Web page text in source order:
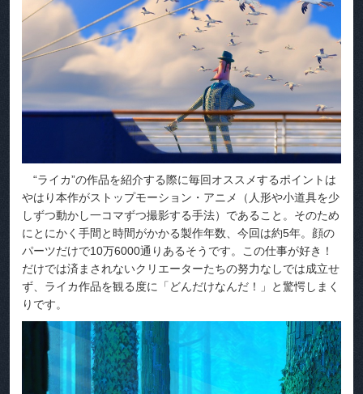
“ライカ”の作品を紹介する際に毎回オススメするポイントは
やはり本作がストップモーション・アニメ（人形や小道具を少
しずつ動かし一コマずつ撮影する手法）であること。そのため
にとにかく手間と時間がかかる製作年数、今回は約5年。顔の
パーツだけで10万6000通りあるそうです。この仕事が好き！
だけでは済まされないクリエーターたちの努力なしでは成立せ
ず、ライカ作品を観る度に「どんだけなんだ！」と驚愕しまく
りです。